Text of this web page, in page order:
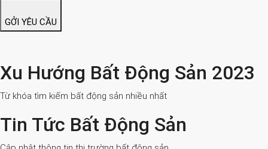
GỞI YÊU CẦU
Xu Hướng Bất Động Sản 2023
Từ khóa tìm kiếm bất động sản nhiều nhất
Tin Tức Bất Động Sản